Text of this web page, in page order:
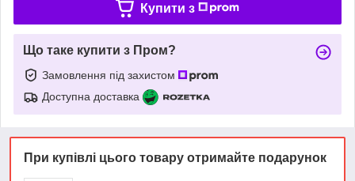
Купити з
Що таке купити з Пром?
Замовлення під захистом
Доступна доставка
При купівлі цього товару отримайте подарунок